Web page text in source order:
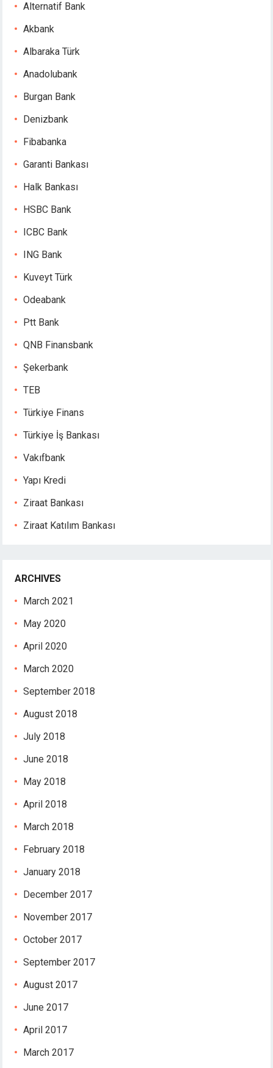
giriş
giriş
Panel
Alternatif Bank
Akbank
Albaraka Türk
Anadolubank
Burgan Bank
Denizbank
Fibabanka
Garanti Bankası
Halk Bankası
HSBC Bank
ICBC Bank
ING Bank
Kuveyt Türk
Odeabank
Ptt Bank
QNB Finansbank
Şekerbank
TEB
Türkiye Finans
Türkiye İş Bankası
Vakıfbank
Yapı Kredi
Ziraat Bankası
Ziraat Katılım Bankası
ARCHIVES
March 2021
May 2020
April 2020
March 2020
September 2018
August 2018
July 2018
June 2018
May 2018
April 2018
March 2018
February 2018
January 2018
December 2017
November 2017
October 2017
September 2017
August 2017
June 2017
April 2017
March 2017